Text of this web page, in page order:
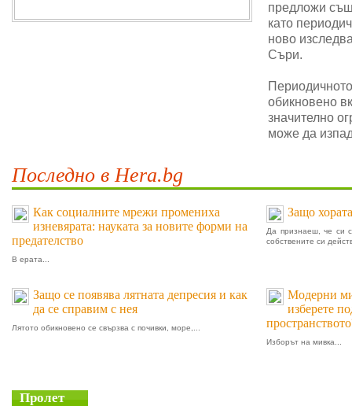
предложи
като
ново
Съри.
обикновено
значително
може да
Последно в Hera.bg
Как социалните мрежи промениха
изневярата: науката за новите форми на
предателство
В ерата...
Защо
Да признаеш, че си
собствените си
Защо се появява лятната депресия и как
да се справим с нея
Лятото обикновено се свързва с почивки, море,...
Модерни
изберете
Изборът на мивка...
Пролет